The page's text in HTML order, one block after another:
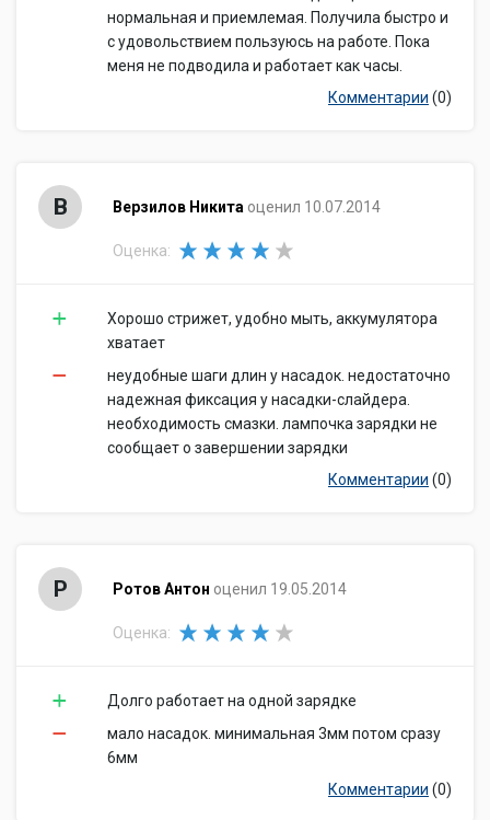
нормальная и приемлемая. Получила быстро и
с удовольствием пользуюсь на работе. Пока
меня не подводила и работает как часы.
Комментарии (0)
В Верзилов Никита оценил 10.07.2014
Оценка:
Хорошо стрижет, удобно мыть, аккумулятора
хватает
неудобные шаги длин у насадок. недостаточно
надежная фиксация у насадки-слайдера.
необходимость смазки. лампочка зарядки не
сообщает о завершении зарядки
Комментарии (0)
Р Ротов Антон оценил 19.05.2014
Оценка:
Долго работает на одной зарядке
мало насадок. минимальная 3мм потом сразу
6мм
Комментарии (0)